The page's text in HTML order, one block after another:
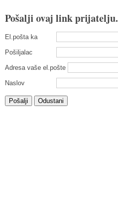
Pošalji ovaj link prijatelju.
El.pošta ka
Pošiljalac
Adresa vaše el.pošte
Naslov
Pošalji Odustani